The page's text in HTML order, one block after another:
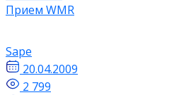
Прием WMR
Sape
20.04.2009
2 799